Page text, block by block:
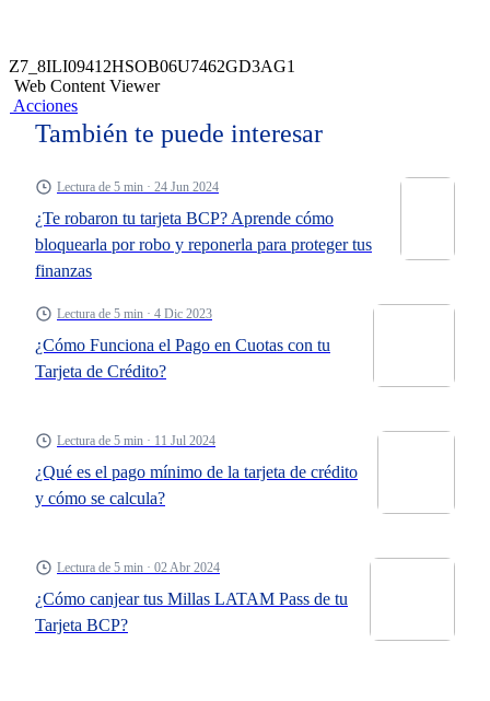
Z7_8ILI09412HSOB06U7462GD3AG1
Web Content Viewer
Acciones
También te puede interesar
¿Te robaron tu tarjeta BCP? Aprende cómo
bloquearla por robo y reponerla para proteger tus
finanzas
Lectura de 5 min · 24 Jun 2024
¿Cómo Funciona el Pago en Cuotas con tu
Tarjeta de Crédito?
Lectura de 5 min · 4 Dic 2023
¿Qué es el pago mínimo de la tarjeta de crédito
y cómo se calcula?
Lectura de 5 min · 11 Jul 2024
¿Cómo canjear tus Millas LATAM Pass de tu
Tarjeta BCP?
Lectura de 5 min · 02 Abr 2024